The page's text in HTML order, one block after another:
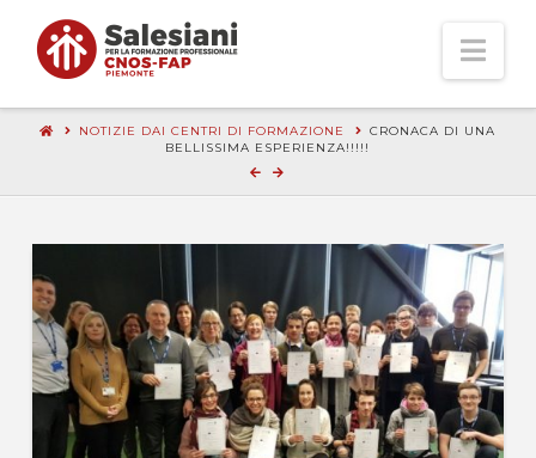
NOTIZIE DAI CENTRI DI FORMAZIONE
CRONACA DI UNA
BELLISSIMA ESPERIENZA!!!!!